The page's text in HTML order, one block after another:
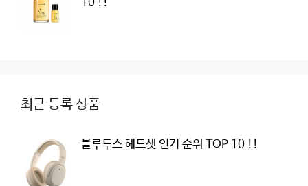
최근 등록 상품
블루투스 헤드셋 인기 순위 TOP 10 !!